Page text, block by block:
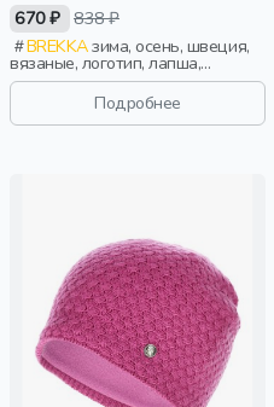
670 ₽ 838 ₽
BREKKAзима, осень, швеция,
вязаные, логотип, лапша,
классика, дети
Подробнее